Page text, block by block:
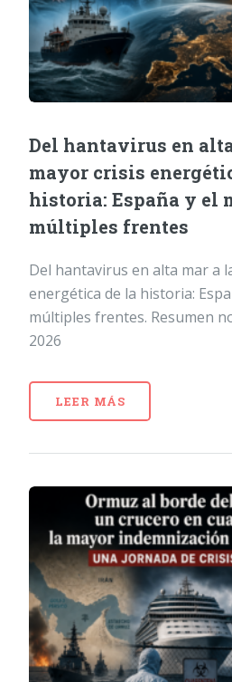
Del hantavirus en
mayor crisis
historia: España y el
múltiples frentes
Del hantavirus en alta mar a
energética de la historia:
múltiples frentes. Resumen
2026
LEER MÁS